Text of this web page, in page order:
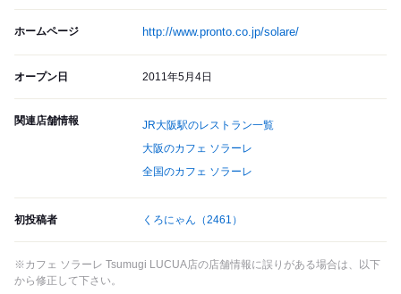
ホームページ http://www.pronto.co.jp/solare/
オープン日 2011年5月4日
関連店舗情報
JR大阪駅のレストラン一覧
大阪のカフェ ソラーレ
全国のカフェ ソラーレ
初投稿者 くろにゃん （2461）
※カフェ ソラーレ Tsumugi LUCUA店の店舗情報に誤りがある場合は、以下
から修正して下さい。